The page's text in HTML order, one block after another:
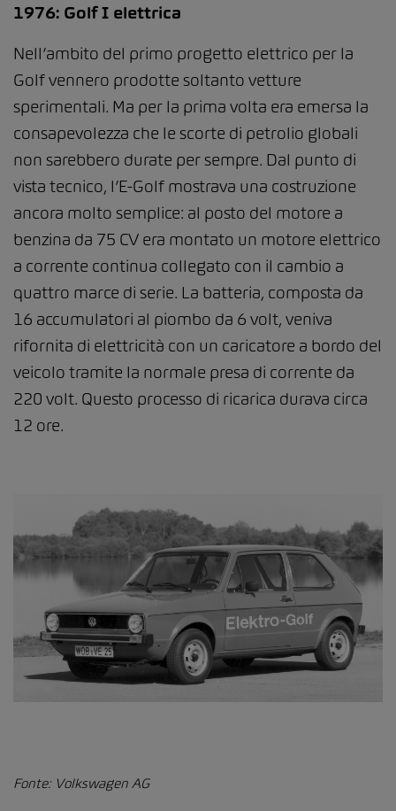
1976: Golf I elettrica
Nell’ambito del primo progetto elettrico per la
Golf vennero prodotte soltanto vetture
sperimentali. Ma per la prima volta era emersa la
consapevolezza che le scorte di petrolio globali
non sarebbero durate per sempre. Dal punto di
vista tecnico, l’E-Golf mostrava una costruzione
ancora molto semplice: al posto del motore a
benzina da 75 CV era montato un motore elettrico
a corrente continua collegato con il cambio a
quattro marce di serie. La batteria, composta da
16 accumulatori al piombo da 6 volt, veniva
rifornita di elettricità con un caricatore a bordo del
veicolo tramite la normale presa di corrente da
220 volt. Questo processo di ricarica durava circa
12 ore.
Fonte: Volkswagen AG